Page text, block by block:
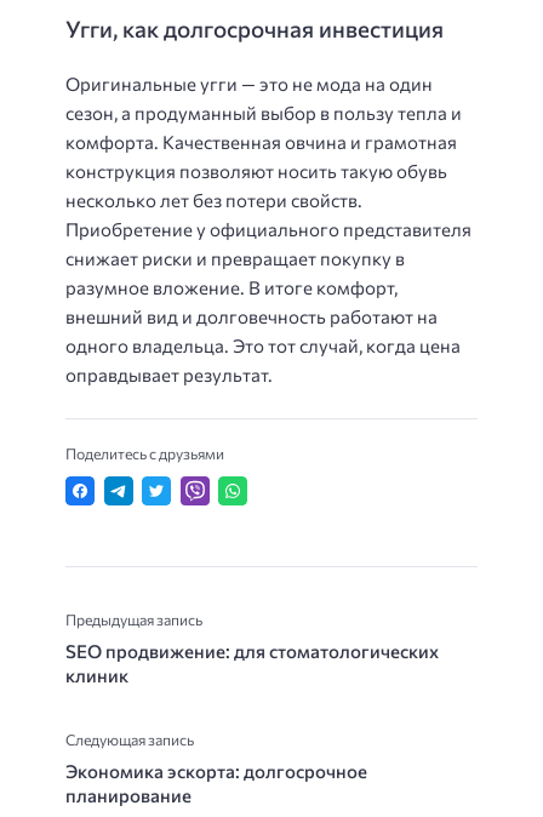
Угги, как долгосрочная инвестиция
Оригинальные угги — это не мода на один
сезон, а продуманный выбор в пользу тепла и
комфорта. Качественная овчина и грамотная
конструкция позволяют носить такую обувь
несколько лет без потери свойств.
Приобретение у официального представителя
снижает риски и превращает покупку в
разумное вложение. В итоге комфорт,
внешний вид и долговечность работают на
одного владельца. Это тот случай, когда цена
оправдывает результат.
Поделитесь с друзьями
Предыдущая запись
SEO продвижение: для стоматологических
клиник
Следующая запись
Экономика эскорта: долгосрочное
планирование